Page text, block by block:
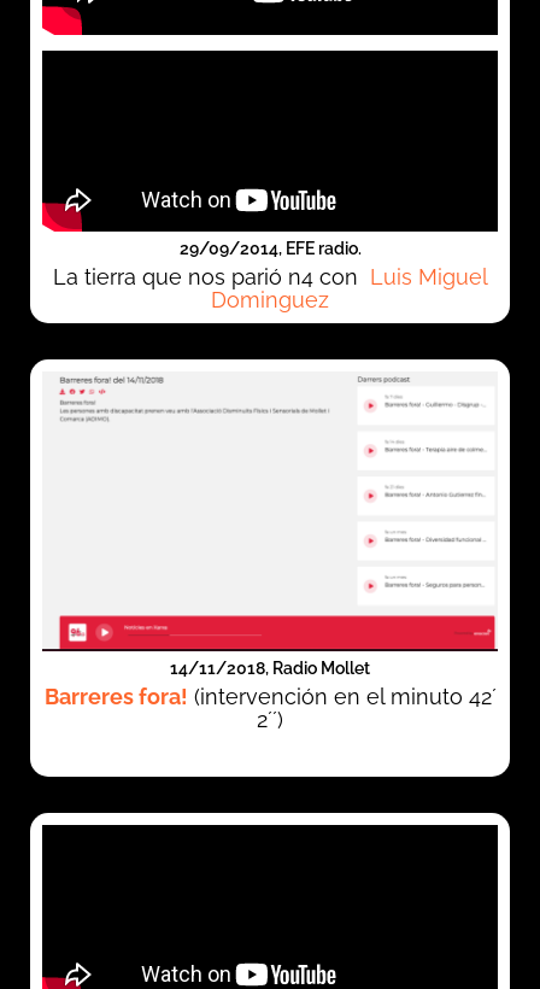
29/09/2014, EFE radio.
La tierra que nos parió n4 con Luis Miguel
Dominguez
14/11/2018, Radio Mollet
Barreres fora! (intervención en el minuto 42´
2´´)